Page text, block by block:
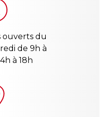
ouverts du
de 9h à
à 18h